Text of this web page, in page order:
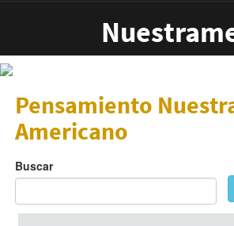
Pensamiento
Americano
Buscar